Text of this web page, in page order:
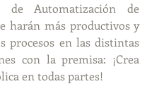
de Automatización de
harán más productivos y
procesos en las distintas
con la premisa: ¡Crea
en todas partes!